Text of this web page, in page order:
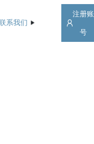
系我们
注册账
号